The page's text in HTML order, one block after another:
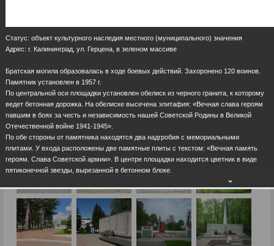
Статус: объект культурного наследия местного (муниципального) значения
Адрес: г. Калининград, ул. Герцена, в зеленом массиве
Братская могила образовалась в ходе боевых действий. Захоронено 120 воинов.
Памятник установлен в 1957 г.
По центральной оси площадки установлен обелиск из черного гранита, к которому
ведет бетонная дорожка. На обелиске высечена эпитафия: «Вечная слава героям
павшим в боях за честь и независимость нашей Советской Родины в Великой
Отечественной войне 1941-1945».
По обе стороны от памятника находятся два надгробия с мемориальными
плитами. У входа расположены две памятные плиты с текстом: «Вечная память
героям. Слава Советской армии». В центре площадки находится цветник в виде
пятиконечной звезды, вырезанной в бетонном блоке.